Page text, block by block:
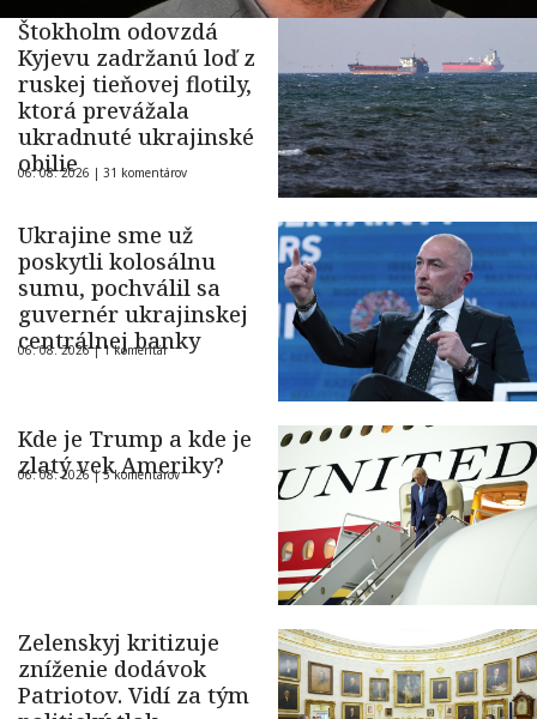
Štokholm odovzdá
Kyjevu zadržanú loď z
ruskej tieňovej flotily,
ktorá prevážala
ukradnuté ukrajinské
obilie
06. 08. 2026 | 31 komentárov
Ukrajine sme už
poskytli kolosálnu
sumu, pochválil sa
guvernér ukrajinskej
centrálnej banky
06. 08. 2026 |1 komentár
Kde je Trump a kde je
zlatý vek Ameriky?
06. 08. 2026 |5 komentárov
Zelenskyj kritizuje
zníženie dodávok
Patriotov. Vidí za tým